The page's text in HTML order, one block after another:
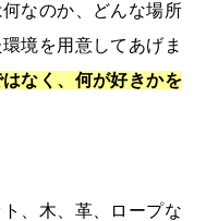
なのか、どんな場所
境を用意してあげま
なく、何が好きかを
、木、革、ロープな